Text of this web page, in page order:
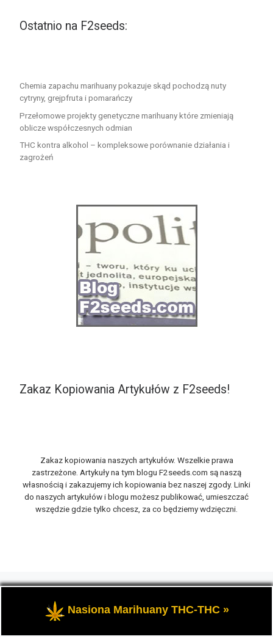
Ostatnio na F2seeds:
Chemia zapachu marihuany pokazuje skąd pochodzą nuty
cytryny, grejpfruta i pomarańczy
Przełomowe projekty genetyczne marihuany które zmieniają
oblicze współczesnych odmian
THC kontra alkohol – kompleksowe porównanie działania i
zagrożeń
Zakaz Kopiowania Artykułów z F2seeds!
Zakaz kopiowania naszych artykułów. Wszelkie prawa
zastrzeżone. Artykuły na tym blogu F2seeds.com są naszą
własnością i zakazujemy ich kopiowania bez naszej zgody. Linki
do naszych artykułów i blogu możesz publikować, umieszczać
wszędzie gdzie tylko chcesz, za co będziemy wdzięczni.
Opowiemy Ci na naszym blogu F2seeds o marihuanie i
konopiach, zwanych roślinami cannabis THC oraz CBD.
Nasiona Marihuany THC-THC »